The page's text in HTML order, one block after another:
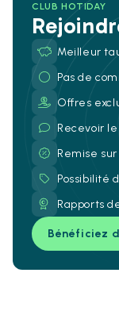
CLUB HOTIDAY
Meilleur
Pas de
Offres
Recevoir
Remise
Possibilité
Rapports
Bénéficiez